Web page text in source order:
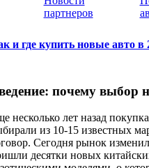
партнеров
и где купить новые авто
почему выбор
несколько лет назад
из 10-15 известных
Сегодня рынок
десятки новых